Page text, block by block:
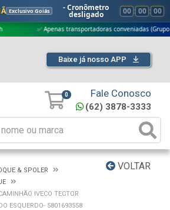
Exclusivo Goiás - Cronômetro
desligado 00 : 00 : 00
✅ Apenas transportadoras conveniadas (Grupo G5)
Baixe já nosso APP
0 Fale Conosco
(62) 3878-3333
VOLTAR
& SPOLER
IVECO TECTOR
ESQUERDO- 5801693558